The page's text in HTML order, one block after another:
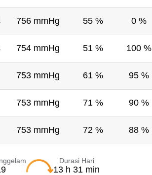
756 mmHg 55 % 0 %
754 mmHg 51 % 100 %
753 mmHg 61 % 95 %
753 mmHg 71 % 90 %
753 mmHg 72 % 88 %
Durasi Hari
13 h 31 min